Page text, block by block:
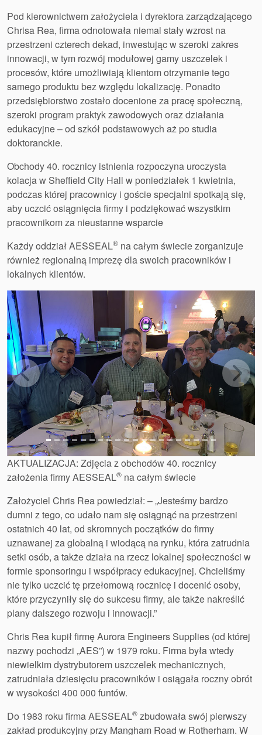
Certyfikaty i standardy
Kontakt
Lokalizacje
Zrównoważonego Rozwoju
Akademia
przewodniki branżowe
Pod kierownictwem założyciela i dyrektora zarządzającego
Chrisa Rea, firma odnotowała niemal stały wzrost na
przestrzeni czterech dekad, inwestując w szeroki zakres
innowacji, w tym rozwój modułowej gamy uszczelek i
procesów, które umożliwiają klientom otrzymanie tego
samego produktu bez względu lokalizację. Ponadto
przedsiębiorstwo zostało docenione za pracę społeczną,
szeroki program praktyk zawodowych oraz działania
edukacyjne – od szkół podstawowych aż po studia
doktoranckie.
Obchody 40. rocznicy istnienia rozpoczyna uroczysta
kolacja w Sheffield City Hall w poniedziałek 1 kwietnia,
podczas której pracownicy i goście specjalni spotkają się,
aby uczcić osiągnięcia firmy i podziękować wszystkim
pracownikom za nieustanne wsparcie
Każdy oddział AESSEAL® na całym świecie zorganizuje
również regionalną imprezę dla swoich pracowników i
lokalnych klientów.
Previous Next
AKTUALIZACJA: Zdjęcia z obchodów 40. rocznicy
założenia firmy AESSEAL® na całym świecie
Założyciel Chris Rea powiedział: – „Jesteśmy bardzo
dumni z tego, co udało nam się osiągnąć na przestrzeni
ostatnich 40 lat, od skromnych początków do firmy
uznawanej za globalną i wiodącą na rynku, która zatrudnia
setki osób, a także działa na rzecz lokalnej społeczności w
formie sponsoringu i współpracy edukacyjnej. Chcieliśmy
nie tylko uczcić tę przełomową rocznicę i docenić osoby,
które przyczyniły się do sukcesu firmy, ale także nakreślić
plany dalszego rozwoju i innowacji.”
Chris Rea kupił firmę Aurora Engineers Supplies (od której
nazwy pochodzi „AES”) w 1979 roku. Firma była wtedy
niewielkim dystrybutorem uszczelek mechanicznych,
zatrudniała dziesięciu pracowników i osiągała roczny obrót
w wysokości 400 000 funtów.
Do 1983 roku firma AESSEAL® zbudowała swój pierwszy
zakład produkcyjny przy Mangham Road w Rotherham. W